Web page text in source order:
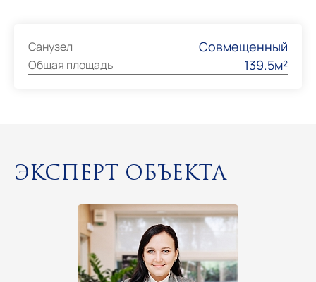
Санузел Совмещенный
Общая площадь 139.5м²
Эксперт объекта